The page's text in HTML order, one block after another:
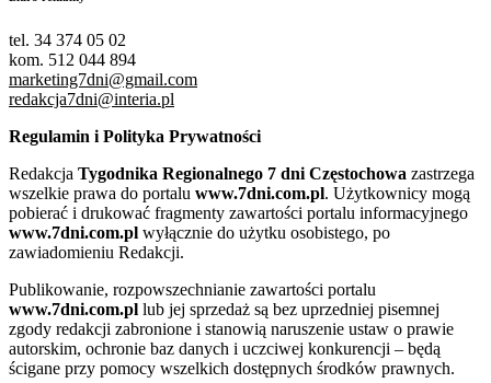
tel. 34 374 05 02
kom. 512 044 894
marketing7dni@gmail.com
redakcja7dni@interia.pl
Regulamin i Polityka Prywatności
Redakcja Tygodnika Regionalnego 7 dni Częstochowa zastrzega
wszelkie prawa do portalu www.7dni.com.pl. Użytkownicy mogą
pobierać i drukować fragmenty zawartości portalu informacyjnego
www.7dni.com.pl wyłącznie do użytku osobistego, po
zawiadomieniu Redakcji.
Publikowanie, rozpowszechnianie zawartości portalu
www.7dni.com.pl lub jej sprzedaż są bez uprzedniej pisemnej
zgody redakcji zabronione i stanowią naruszenie ustaw o prawie
autorskim, ochronie baz danych i uczciwej konkurencji – będą
ścigane przy pomocy wszelkich dostępnych środków prawnych.